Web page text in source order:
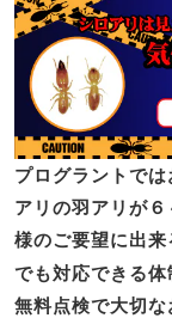
プログラントで
アリの羽アリが
様のご要望に出来
でも対応できる
無料点検で大切